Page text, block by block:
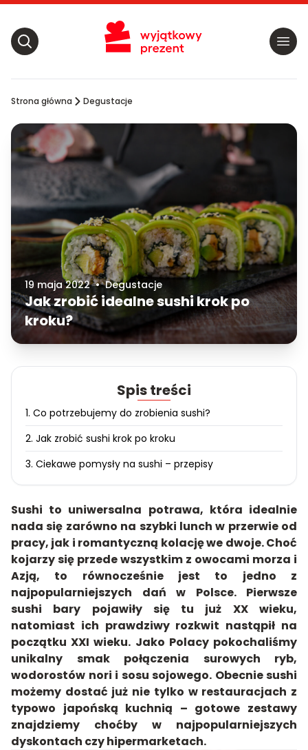
Strona główna Degustacje
19 maja 2022 • Degustacje
Jak zrobić idealne sushi krok po
kroku?
Spis treści
1. Co potrzebujemy do zrobienia sushi?
2. Jak zrobić sushi krok po kroku
3. Ciekawe pomysły na sushi – przepisy
Sushi to uniwersalna potrawa, która idealnie
nada się zarówno na szybki lunch w przerwie od
pracy, jak i romantyczną kolację we dwoje. Choć
kojarzy się przede wszystkim z owocami morza i
Azją, to równocześnie jest to jedno z
najpopularniejszych dań w Polsce. Pierwsze
sushi bary pojawiły się tu już XX wieku,
natomiast ich prawdziwy rozkwit nastąpił na
początku XXI wieku. Jako Polacy pokochaliśmy
unikalny smak połączenia surowych ryb,
wodorostów nori i sosu sojowego. Obecnie sushi
możemy dostać już nie tylko w restauracjach z
typowo japońską kuchnią – gotowe zestawy
znajdziemy choćby w najpopularniejszych
dyskontach czy hipermarketach.